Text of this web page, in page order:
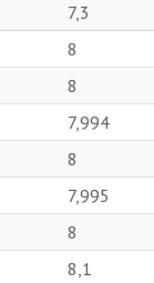
7,3
8
8
7,994
8
7,995
8
8,1